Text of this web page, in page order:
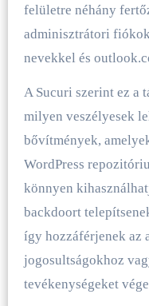
felületre néhány
adminisztrátori
nevekkel és
A Sucuri szerint ez a
milyen veszélyesek
bővítmények,
WordPress
könnyen
backdoort
így hozzáférjenek az
jogosultságokhoz
tevékenységeket